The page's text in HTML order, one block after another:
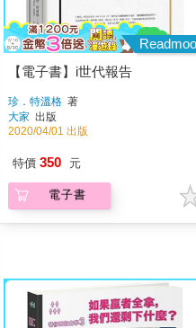
Readmoo
【電子書】i世代報告
珍．特溫格著
大家 出版
2020/04/01 出版
特價 350 元
電子書